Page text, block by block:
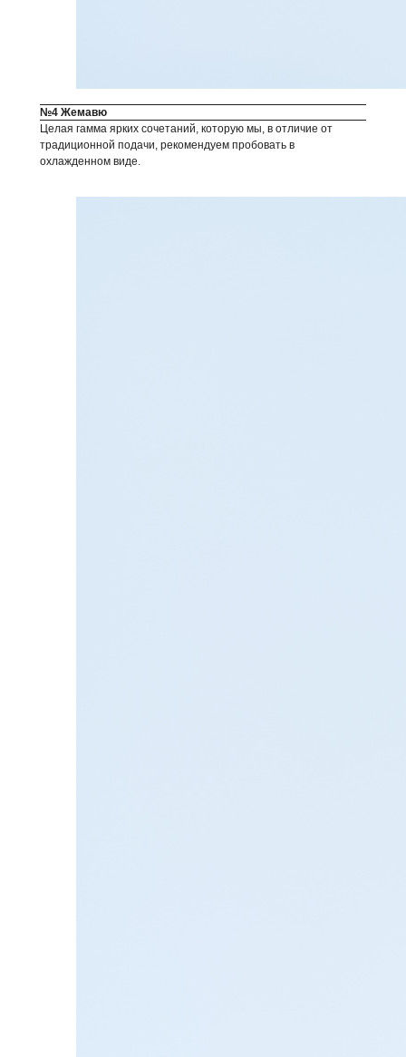
№4 Жемавю
Целая гамма ярких сочетаний, которую мы, в отличие от
традиционной подачи, рекомендуем пробовать в
охлажденном виде.